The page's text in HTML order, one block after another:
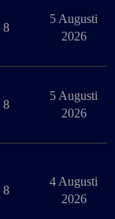
8
5 Augusti
2026
8
5 Augusti
2026
8
4 Augusti
2026